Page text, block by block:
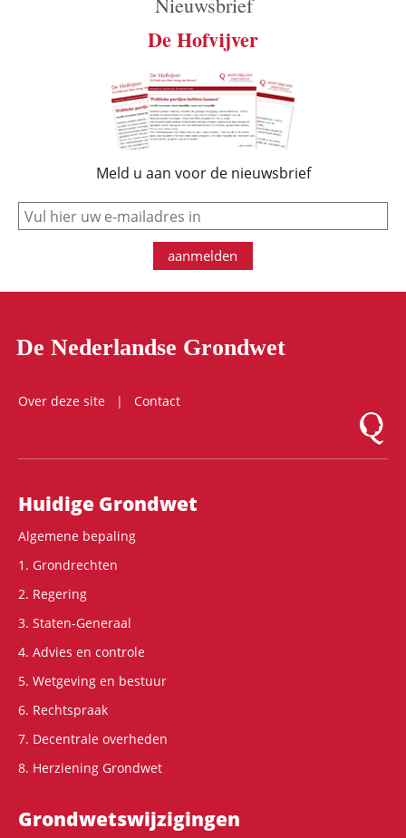
De Hofvijver
Meld u aan voor de nieuwsbrief
e-mail
aanmelden
De Nederlandse Grondwet
Over deze site
Contact
Logo
Hoofdnavigatie
Huidige Grondwet
Algemene bepaling
1. Grondrechten
2. Regering
3. Staten-Generaal
4. Advies en controle
5. Wetgeving en bestuur
6. Rechtspraak
7. Decentrale overheden
8. Herziening Grondwet
Grondwets­wijzigingen